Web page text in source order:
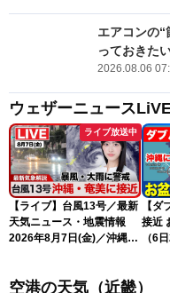
エアコンの
っておきた
2026.08.06
ウェザーニュース
ライブ放送中
【ライブ】台風13号／最新
天気ニュース・地震情報
2026年8月7日(金)／沖縄・
スLiVEモーニング・松本真
【
接近 お盆休みへの影響は？
（6
空港の天気（近畿）